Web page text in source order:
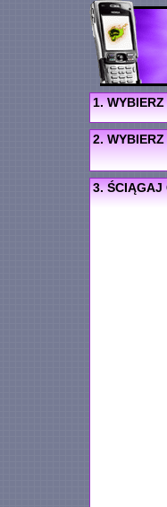
1.
2.
3. ŚCIĄGAJ